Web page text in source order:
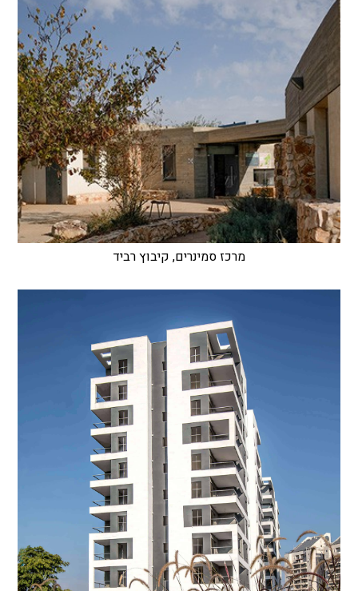
מרכז סמינרים, קיבוץ רביד